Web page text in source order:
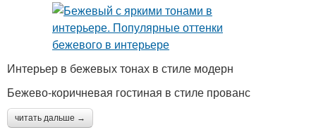
Интерьер в бежевых тонах в стиле модерн
Бежево-коричневая гостиная в стиле прованс
читать дальше →